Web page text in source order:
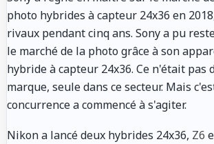
photo hybrides à capteur 24x36 en
rivaux pendant cinq ans. Sony a pu
le marché de la photo grâce à son
hybride à capteur 24x36. Ce n'était pas
marque, seule dans ce secteur. Mais
concurrence a commencé à s'agiter.
Nikon a lancé deux hybrides 24x36, Z6